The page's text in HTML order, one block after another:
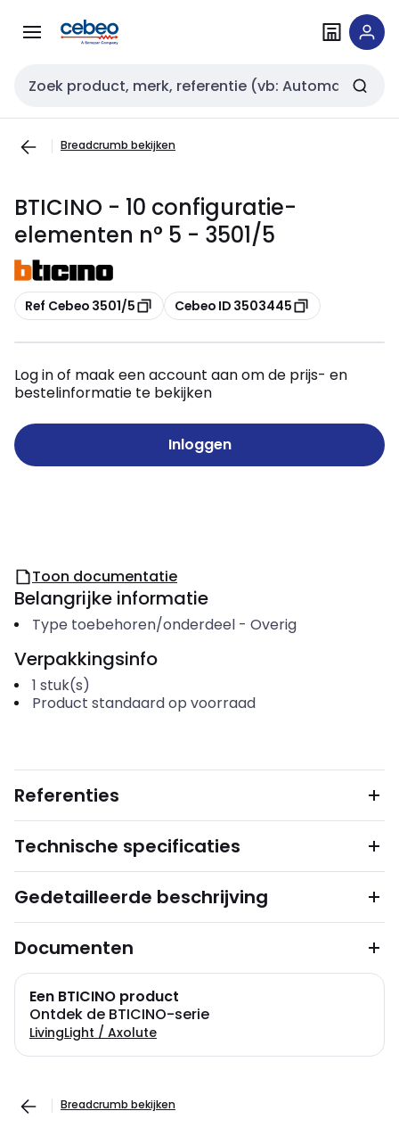
naar
naar
Zoekveld invoer
Breadcrumb bekijken
BTICINO - 10 configuratie-
elementen n° 5 - 3501/5
Kopiëren
Ref Cebeo 3501/5 Kopiëren
Cebeo ID 3503445
Log in of maak een account aan om de prijs- en
bestelinformatie te bekijken
Inloggen
Toon documentatie
Belangrijke informatie
Type toebehoren/onderdeel- Overig
Verpakkingsinfo
1 stuk(s)
Product standaard op voorraad
Referenties
Technische specificaties
Gedetailleerde beschrijving
Documenten
Een BTICINO product
Ontdek de BTICINO-serie
LivingLight / Axolute
Breadcrumb bekijken